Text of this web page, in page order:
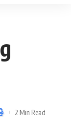
2 Min Read